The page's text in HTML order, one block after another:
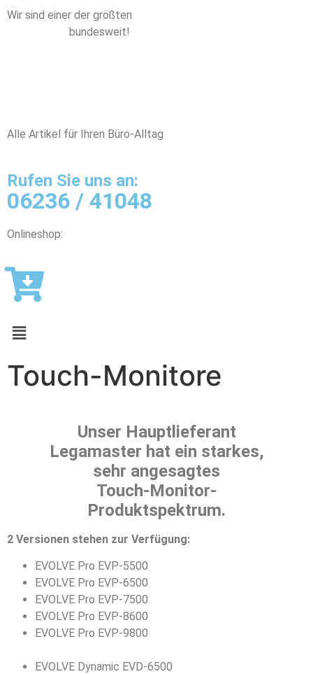
Wir sind einer der größten
bundesweit!
Alle Artikel für Ihren Büro-Alltag
Rufen Sie uns an:
06236 / 41048
Onlineshop:
Touch-Monitore
Unser Hauptlieferant
Legamaster hat ein starkes,
sehr angesagtes
Touch-Monitor-
Produktspektrum.
2 Versionen stehen zur Verfügung:
EVOLVE Pro EVP-5500
EVOLVE Pro EVP-6500
EVOLVE Pro EVP-7500
EVOLVE Pro EVP-8600
EVOLVE Pro EVP-9800
EVOLVE Dynamic EVD-6500